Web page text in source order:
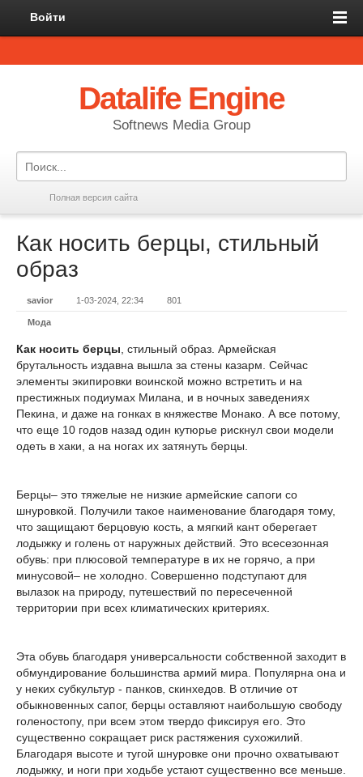
Войти
Datalife Engine
Softnews Media Group
Полная версия сайта
Как носить берцы, стильный
образ
savior 1-03-2024, 22:34 801
Мода
Как носить берцы , стильный образ. Армейская
брутальность издавна вышла за стены казарм. Сейчас
элементы экипировки воинской можно встретить и на
престижных подиумах Милана, и в ночных заведениях
Пекина, и даже на гонках в княжестве Монако. А все потому,
что еще 10 годов назад один кутюрье рискнул свои модели
одеть в хаки, а на ногах их затянуть берцы.
Берцы– это тяжелые не низкие армейские сапоги со
шнуровкой. Получили такое наименование благодаря тому,
что защищают берцовую кость, а мягкий кант оберегает
лодыжку и голень от наружных действий. Это всесезонная
обувь: при плюсовой температуре в их не горячо, а при
минусовой– не холодно. Совершенно подступают для
вылазок на природу, путешествий по пересеченной
территории при всех климатических критериях.
Эта обувь благодаря универсальности собственной заходит в
обмундирование большинства армий мира. Популярна она и
у неких субкультур - панков, скинхедов. В отличие от
обыкновенных сапог, берцы оставляют наибольшую свободу
голеностопу, при всем этом твердо фиксируя его. Это
существенно сокращает риск растяжения сухожилий.
Благодаря высоте и тугой шнуровке они прочно охватывают
лодыжку, и ноги при ходьбе устают существенно все меньше.